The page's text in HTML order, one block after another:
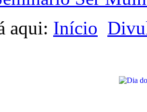
aqui: Início